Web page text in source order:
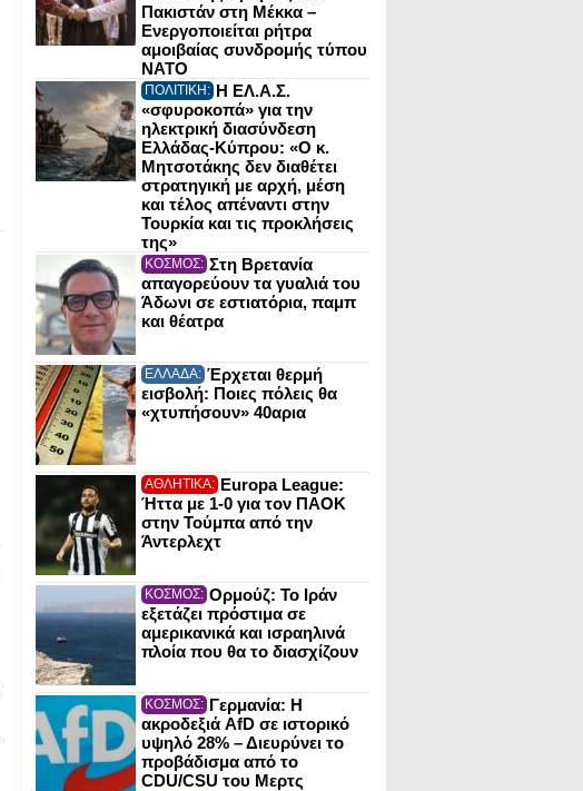
Πακιστάν στη Μέκκα –
Ενεργοποιείται ρήτρα
αμοιβαίας συνδρομής τύπου
NATO
ΠΟΛΙΤΙΚΗ: Η ΕΛ.Α.Σ.
«σφυροκοπά» για την
ηλεκτρική διασύνδεση
Ελλάδας-Κύπρου: «Ο κ.
Μητσοτάκης δεν διαθέτει
στρατηγική με αρχή, μέση
και τέλος απέναντι στην
Τουρκία και τις προκλήσεις
της»
ΚΟΣΜΟΣ: Στη Βρετανία
απαγορεύουν τα γυαλιά του
Άδωνι σε εστιατόρια, παμπ
και θέατρα
ΕΛΛΑΔΑ: Έρχεται θερμή
εισβολή: Ποιες πόλεις θα
«χτυπήσουν» 40αρια
ΑΘΛΗΤΙΚΑ: Europa League:
Ήττα με 1-0 για τον ΠΑΟΚ
στην Τούμπα από την
Άντερλεχτ
ΚΟΣΜΟΣ: Ορμούζ: Το Ιράν
εξετάζει πρόστιμα σε
αμερικανικά και ισραηλινά
πλοία που θα το διασχίζουν
ΚΟΣΜΟΣ: Γερμανία: Η
ακροδεξιά AfD σε ιστορικό
υψηλό 28% – Διευρύνει το
προβάδισμα από το
CDU/CSU του Μερτς